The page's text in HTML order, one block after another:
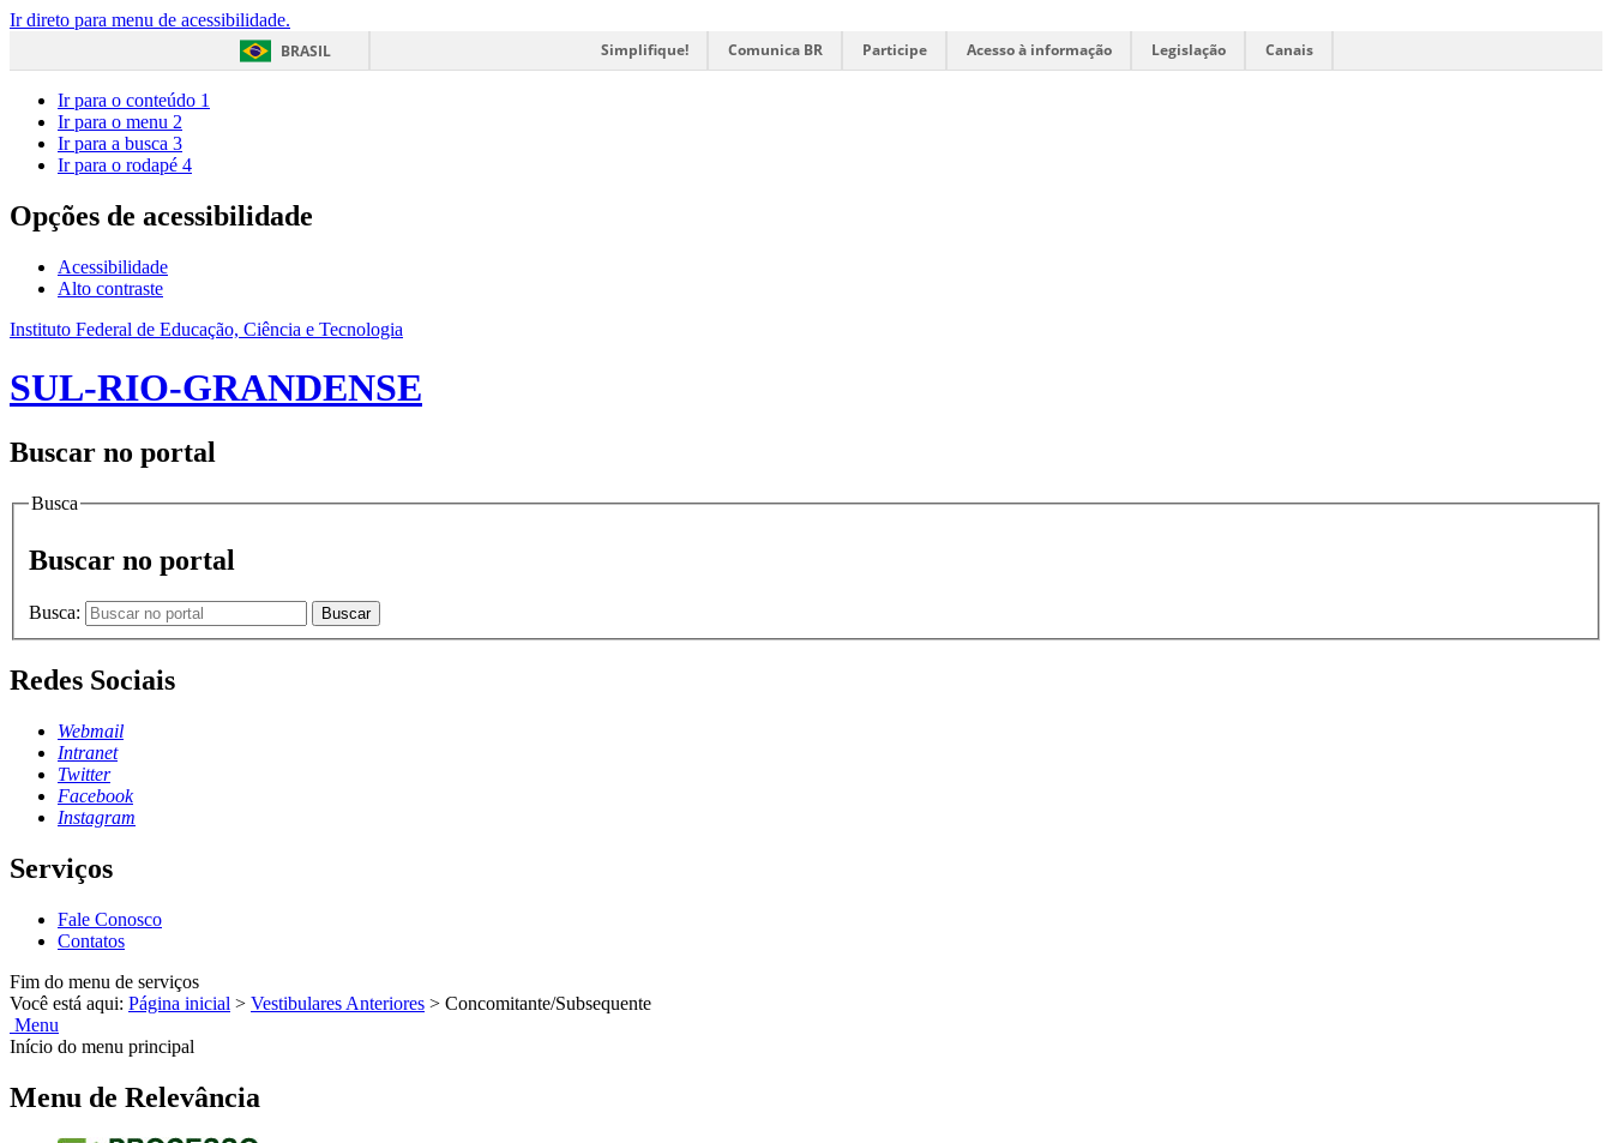
Ir direto para menu de acessibilidade.
BRASIL
Simplifique! Comunica BR Participe Acesso à informação Legislação Canais
Ir para o conteúdo 1
Ir para o menu 2
Ir para a busca 3
Ir para o rodapé 4
Opções de acessibilidade
Acessibilidade
Alto contraste
Instituto Federal de Educação, Ciência e Tecnologia
SUL-RIO-GRANDENSE
Buscar no portal
Busca
Buscar no portal
Busca: Buscar
Redes Sociais
Webmail
Intranet
Twitter
Facebook
Instagram
Serviços
Fale Conosco
Contatos
Fim do menu de serviços
Você está aqui: Página inicial > Vestibulares Anteriores > Concomitante/Subsequente
Menu
Início do menu principal
Menu de Relevância